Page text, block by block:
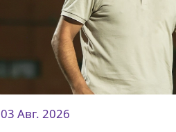
03 Авг. 2026